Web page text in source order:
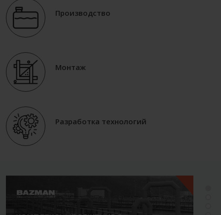
Производство
Монтаж
Разработка технологий